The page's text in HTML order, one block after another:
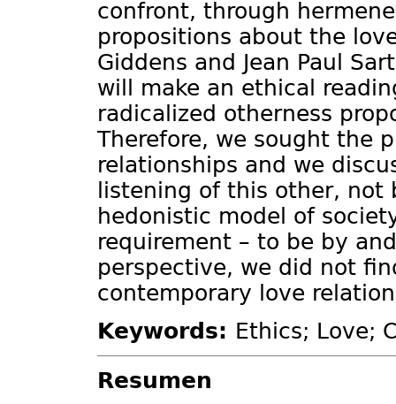
confront, through
propositions about the
Giddens and Jean Paul
will make an ethical
radicalized otherness
Therefore, we sought the
relationships and we
listening of this other, not
hedonistic model of
requirement – to be by
perspective, we did not
contemporary love
Keywords: Ethics; Love;
Resumen